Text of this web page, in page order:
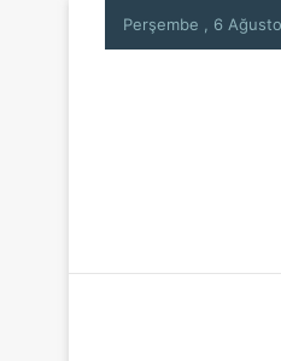
Perşembe , 6